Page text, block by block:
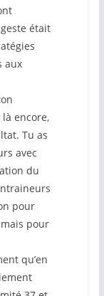
était
aux
encore,
Tu as
avec
du
pour
pour
qu’en